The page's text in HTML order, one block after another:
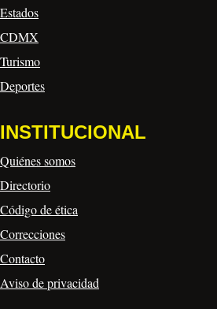
Estados
CDMX
Turismo
Deportes
INSTITUCIONAL
Quiénes somos
Directorio
Código de ética
Correcciones
Contacto
Aviso de privacidad